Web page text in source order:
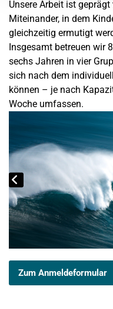
Unsere Arbeit ist
Miteinander, in dem
gleichzeitig ermutigt
Insgesamt betreuen wir
sechs Jahren in vier
sich nach dem
können – je nach
Woche umfassen.
Zum Anmeldeformular